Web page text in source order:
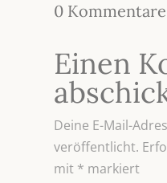
0 Kommentare
Einen
Deine E-Mail-
veröffentlicht.
mit * markiert